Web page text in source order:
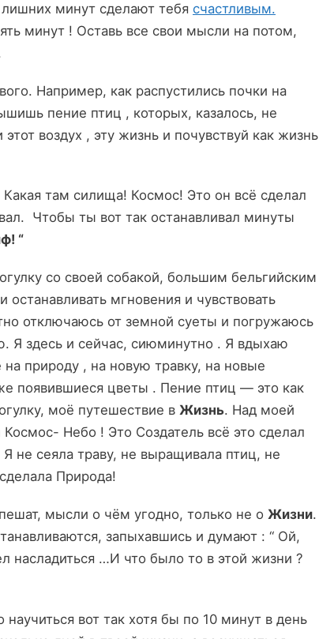
минут сделают тебя счастливым.
минут ! Оставь все свои мысли на потом,
Например, как распустились почки на
пение птиц , которых, казалось, не
воздух , эту жизнь и почувствуй как жизнь
там силища! Космос! Это он всё сделал
Чтобы ты вот так останавливал минуты
“
со своей собакой, большим бельгийским
мгновения и чувствовать
отключаюсь от земной суеты и погружаюсь
Я здесь и сейчас, сиюминутно . Я вдыхаю
природу , на новую травку, на новые
появившиеся цветы . Пение птиц — это как
моё путешествие в Жизнь. Над моей
Небо ! Это Создатель всё это сделал
не сеяла траву, не выращивала птиц, не
Природа!
мысли о чём угодно, только не о Жизни.
запыхавшись и думают : “ Ой,
насладиться …И что было то в этой жизни ?
вот так хотя бы по 10 минут в день